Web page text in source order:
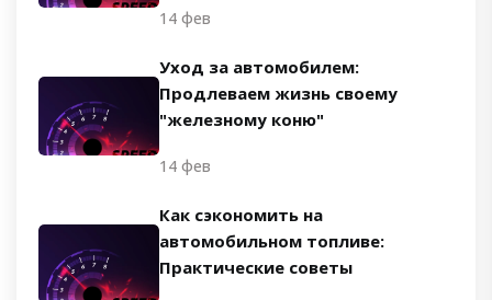
14 фев
Уход за автомобилем:
Продлеваем жизнь своему
"железному коню"
14 фев
Как сэкономить на
автомобильном топливе:
Практические советы